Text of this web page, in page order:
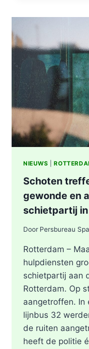
TWEE
IN
NIEUWS |
Schoten
gewonde en
schietpartij
Door Persbureau
Rotterdam –
hulpdiensten
schietpartij aan
Rotterdam. Op
aangetroffen. In
lijnbus 32
de ruiten
heeft de politie